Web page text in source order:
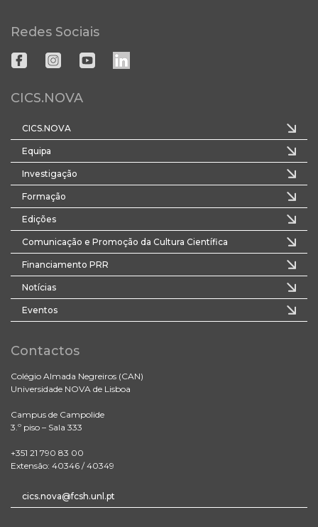
Redes Sociais
CICS.NOVA
CICS.NOVA
Equipa
Investigação
Formação
Edições
Comunicação e Promoção da Cultura Científica
Financiamento PRR
Notícias
Eventos
Contactos
Colégio Almada Negreiros (CAN)
Universidade NOVA de Lisboa
Campus de Campolide
3.º piso – Sala 333
+351 21 790 83 00
Extensão: 40346 / 40349
cics.nova@fcsh.unl.pt